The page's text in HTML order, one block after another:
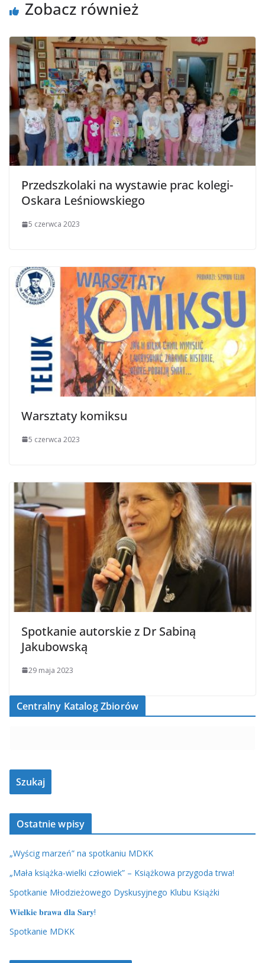
Zobacz również
Przedszkolaki na wystawie prac kolegi-
Oskara Leśniowskiego
5 czerwca 2023
Warsztaty komiksu
5 czerwca 2023
Spotkanie autorskie z Dr Sabiną
Jakubowską
29 maja 2023
Centralny Katalog Zbiorów
Ostatnie wpisy
„Wyścig marzeń” na spotkaniu MDKK
„Mała książka-wielki człowiek” – Książkowa przygoda trwa!
Spotkanie Młodzieżowego Dyskusyjnego Klubu Książki
𝐖𝐢𝐞𝐥𝐤𝐢𝐞 𝐛𝐫𝐚𝐰𝐚 𝐝𝐥𝐚 𝐒𝐚𝐫𝐲!
Spotkanie MDKK